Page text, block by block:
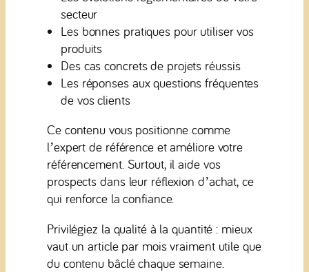
secteur
Les bonnes pratiques pour utiliser vos
produits
Des cas concrets de projets réussis
Les réponses aux questions fréquentes
de vos clients
Ce contenu vous positionne comme
l’expert de référence et améliore votre
référencement. Surtout, il aide vos
prospects dans leur réflexion d’achat, ce
qui renforce la confiance.
Privilégiez la qualité à la quantité : mieux
vaut un article par mois vraiment utile que
du contenu bâclé chaque semaine.